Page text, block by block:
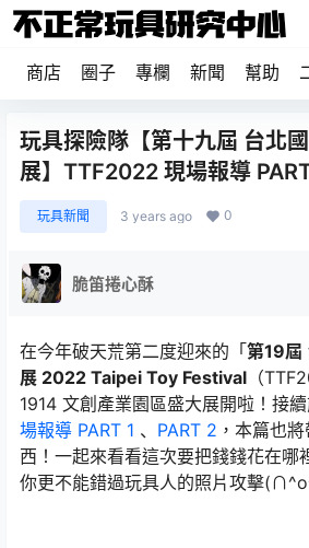
商店 圈子 專欄 新聞 幫助
玩具探險隊【第十九屆 台北
展】TTF2022 現場報導
玩具新聞 3 years ago 0
脆笛捲心酥
在今年破天荒第二度迎來的「第19屆
展 2022 Taipei Toy Festival （
1914 文創產業園區盛大展開啦！接
場報導 PART 1 、 PART 2 ，本篇也
西！一起來看看這次要把錢錢花在哪
你更不能錯過玩具人的照片攻擊